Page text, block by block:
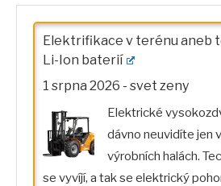
Elektrifikace v terénu aneb
Li-Ion baterií
1 srpna 2026 - svet zeny
Elektrické
dávno neuvidíte jen
výrobních halách.
se vyvíjí, a tak se elektrický